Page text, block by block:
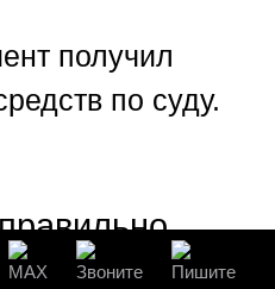
получил
по суду.
эксперту